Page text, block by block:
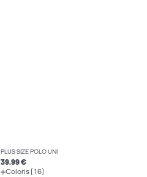
PLUS SIZE POLO UNI
39.99 €
Coloris (16)